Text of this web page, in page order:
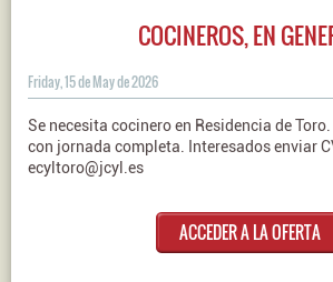
COCINEROS, EN
Friday, 15 de May de 2026
Se necesita cocinero en Residencia de
con jornada completa. Interesados enviar
ecyltoro@jcyl.es
ACCEDER A LA OFERTA